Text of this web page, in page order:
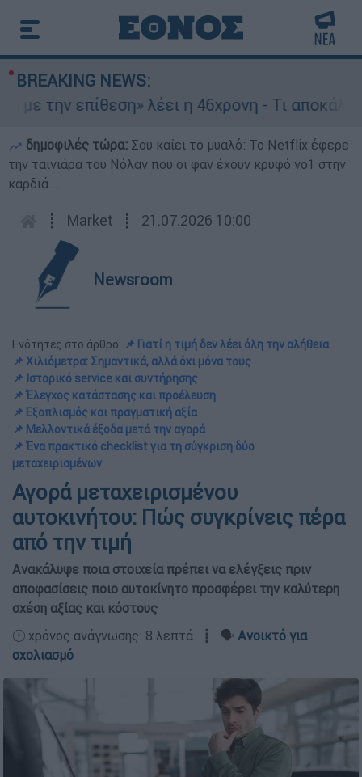
BREAKING NEWS:
λέει η 46χρονη - Τι αποκάλυψε στους
δημοφιλές τώρα: Σου καίει το μυαλό: Το Netflix έφερε
την ταινιάρα του Νόλαν που οι φαν έχουν κρυφό νο1 στην
καρδιά...
┋ Market ┋ 21.07.2026 10:00
Newsroom
Ενότητες στο άρθρο: 📌 Γιατί η τιμή δεν λέει όλη την αλήθεια
📌 Χιλιόμετρα: Σημαντικά, αλλά όχι μόνα τους
📌 Ιστορικό service και συντήρησης
📌 Έλεγχος κατάστασης και προέλευση
📌 Εξοπλισμός και πραγματική αξία
📌 Μελλοντικά έξοδα μετά την αγορά
📌 Ένα πρακτικό checklist για τη σύγκριση δύο
μεταχειρισμένων
Αγορά μεταχειρισμένου
αυτοκινήτου: Πώς συγκρίνεις πέρα
από την τιμή
Ανακάλυψε ποια στοιχεία πρέπει να ελέγξεις πριν
αποφασίσεις ποιο αυτοκίνητο προσφέρει την καλύτερη
σχέση αξίας και κόστους
🕛 χρόνος ανάγνωσης: 8 λεπτά ┋ 🗣️ Ανοικτό για
σχολιασμό